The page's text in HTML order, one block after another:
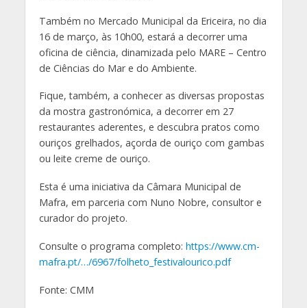
Também no Mercado Municipal da Ericeira, no dia
16 de março, às 10h00, estará a decorrer uma
oficina de ciência, dinamizada pelo MARE – Centro
de Ciências do Mar e do Ambiente.
Fique, também, a conhecer as diversas propostas
da mostra gastronómica, a decorrer em 27
restaurantes aderentes, e descubra pratos como
ouriços grelhados, açorda de ouriço com gambas
ou leite creme de ouriço.
Esta é uma iniciativa da Câmara Municipal de
Mafra, em parceria com Nuno Nobre, consultor e
curador do projeto.
Consulte o programa completo: https://www.cm-
mafra.pt/…/6967/folheto_festivalourico.pdf
Fonte: CMM